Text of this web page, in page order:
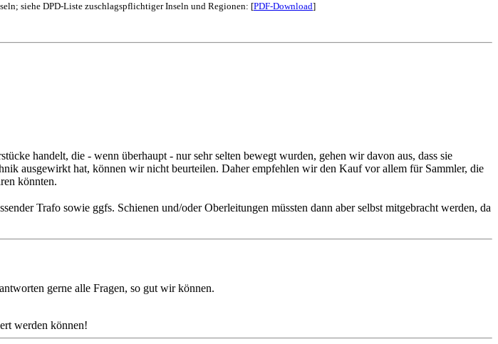
siehe DPD-Liste zuschlagspflichtiger Inseln und Regionen: [PDF-Download]
handelt, die - wenn überhaupt - nur sehr selten bewegt wurden, gehen wir davon aus, dass sie
ausgewirkt hat, können wir nicht beurteilen. Daher empfehlen wir den Kauf vor allem für Sammler, die
könnten.
Trafo sowie ggfs. Schienen und/oder Oberleitungen müssten dann aber selbst mitgebracht werden, da
gerne alle Fragen, so gut wir können.
werden können!